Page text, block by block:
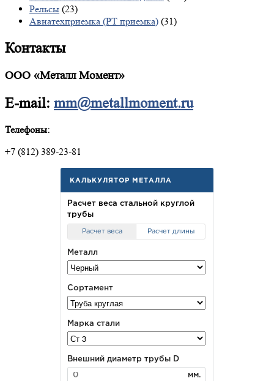
Рельсы (23)
Авиатехприемка (РТ приемка) (31)
Контакты
ООО «Металл Момент»
E-mail: mm@metallmoment.ru
Телефоны:
+7 (812) 389-23-81